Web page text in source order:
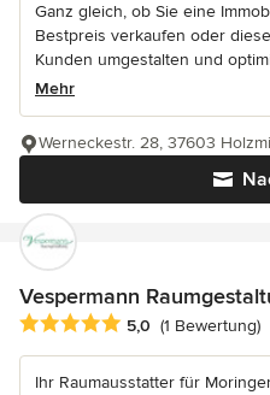
Ganz gleich, ob Sie eine
Bestpreis verkaufen oder
Kunden umgestalten und
Mehr
Werneckestr. 28, 37603
Vespermann
Durchschnittliche Bewertung:
5,0 (1 Bewertung)
Ihr Raumausstatter für